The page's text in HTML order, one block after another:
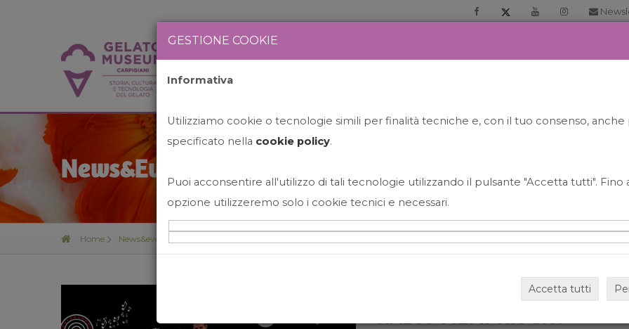
News&Events
Home News&events
HAPPY HOUR GRECO CON
RADIO MEMPHIS 3.0.
GESTIONE COOKIE
Informativa
Utilizziamo cookie o tecnologie simili per finalità tecniche e, con il tuo consenso,
specificato nella cookie policy.
Puoi acconsentire all'utilizzo di tali tecnologie utilizzando il pulsante "Accetta tutti". Fino
opzione utilizzeremo solo i cookie tecnici e necessari.
Accetta tutti